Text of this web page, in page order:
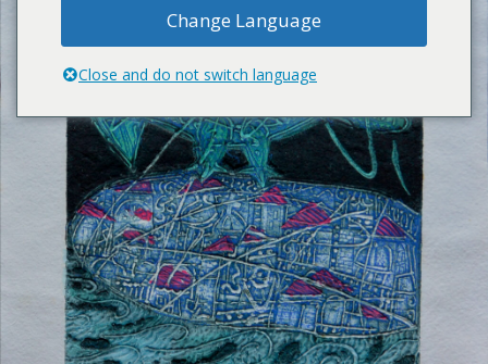
Change Language
Close and do not switch language